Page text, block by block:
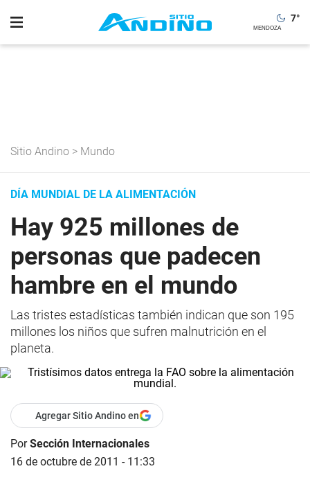
7°
Sitio Andino > Mundo
DÍA MUNDIAL DE LA ALIMENTACIÓN
Hay 925 millones de
personas que padecen
hambre en el mundo
Las tristes estadísticas también indican que son 195
millones los niños que sufren malnutrición en el
planeta.
Agregar Sitio Andino en
PorSección Internacionales
16 de octubre de 2011 - 11:33